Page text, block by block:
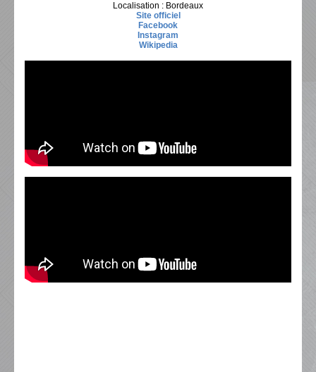
Localisation : Bordeaux
Site officiel
Facebook
Instagram
Wikipedia